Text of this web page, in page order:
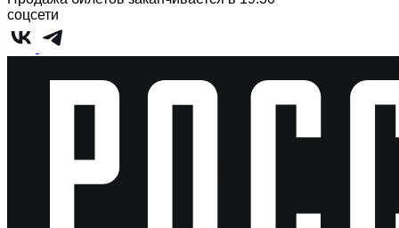
соцсети